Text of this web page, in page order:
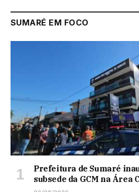
SUMARÉ EM FOCO
Prefeitura de Sumaré
subsede da GCM na Área